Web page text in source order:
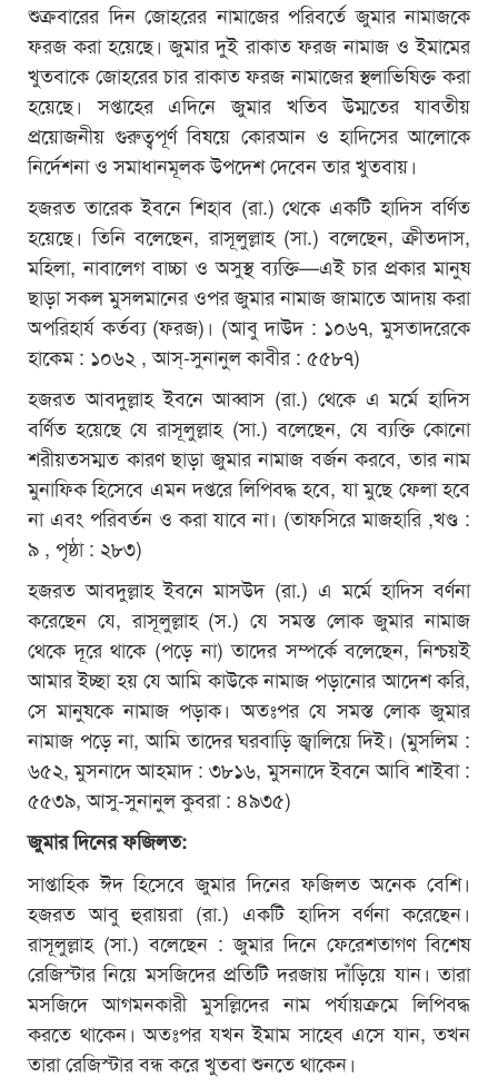
শুক্রবারের দিন জোহরের নামাজের পরিবর্তে জুমার নামাজকে
ফরজ করা হয়েছে। জুমার দুই রাকাত ফরজ নামাজ ও ইমামের
খুতবাকে জোহরের চার রাকাত ফরজ নামাজের স্থলাভিষিক্ত করা
হয়েছে। সপ্তাহের এদিনে জুমার খতিব উম্মতের যাবতীয়
প্রয়োজনীয় গুরুত্বপূর্ণ বিষয়ে কোরআন ও হাদিসের আলোকে
নির্দেশনা ও সমাধানমূলক উপদেশ দেবেন তার খুতবায়।
হজরত তারেক ইবনে শিহাব (রা.) থেকে একটি হাদিস বর্ণিত
হয়েছে। তিনি বলেছেন, রাসূলুল্লাহ (সা.) বলেছেন, ক্রীতদাস,
মহিলা, নাবালেগ বাচ্চা ও অসুস্থ ব্যক্তি—এই চার প্রকার মানুষ
ছাড়া সকল মুসলমানের ওপর জুমার নামাজ জামাতে আদায় করা
অপরিহার্য কর্তব্য (ফরজ)। (আবু দাউদ : ১০৬৭, মুসতাদরেকে
হাকেম : ১০৬২ , আস্-সুনানুল কাবীর : ৫৫৮৭)
হজরত আবদুল্লাহ ইবনে আব্বাস (রা.) থেকে এ মর্মে হাদিস
বর্ণিত হয়েছে যে রাসূলুল্লাহ (সা.) বলেছেন, যে ব্যক্তি কোনো
শরীয়তসম্মত কারণ ছাড়া জুমার নামাজ বর্জন করবে, তার নাম
মুনাফিক হিসেবে এমন দপ্তরে লিপিবদ্ধ হবে, যা মুছে ফেলা হবে
না এবং পরিবর্তন ও করা যাবে না। (তাফসিরে মাজহারি ,খণ্ড :
৯ , পৃষ্ঠা : ২৮৩)
হজরত আবদুল্লাহ ইবনে মাসউদ (রা.) এ মর্মে হাদিস বর্ণনা
করেছেন যে, রাসূলুল্লাহ (স.) যে সমস্ত লোক জুমার নামাজ
থেকে দূরে থাকে (পড়ে না) তাদের সম্পর্কে বলেছেন, নিশ্চয়ই
আমার ইচ্ছা হয় যে আমি কাউকে নামাজ পড়ানোর আদেশ করি,
সে মানুষকে নামাজ পড়াক। অতঃপর যে সমস্ত লোক জুমার
নামাজ পড়ে না, আমি তাদের ঘরবাড়ি জ্বালিয়ে দিই। (মুসলিম :
৬৫২, মুসনাদে আহমাদ : ৩৮১৬, মুসনাদে ইবনে আবি শাইবা :
৫৫৩৯, আসু-সুনানুল কুবরা : ৪৯৩৫)
জুমার দিনের ফজিলত:
সাপ্তাহিক ঈদ হিসেবে জুমার দিনের ফজিলত অনেক বেশি।
হজরত আবু হুরায়রা (রা.) একটি হাদিস বর্ণনা করেছেন।
রাসূলুল্লাহ (সা.) বলেছেন : জুমার দিনে ফেরেশতাগণ বিশেষ
রেজিস্টার নিয়ে মসজিদের প্রতিটি দরজায় দাঁড়িয়ে যান। তারা
মসজিদে আগমনকারী মুসল্লিদের নাম পর্যায়ক্রমে লিপিবদ্ধ
করতে থাকেন। অতঃপর যখন ইমাম সাহেব এসে যান, তখন
তারা রেজিস্টার বন্ধ করে খুতবা শুনতে থাকেন।